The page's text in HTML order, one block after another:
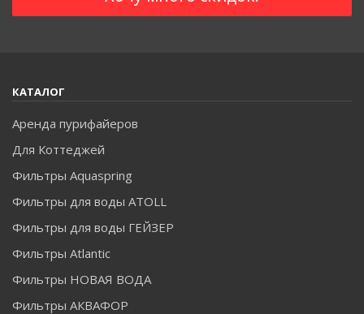
КАТАЛОГ
Аренда пурифайеров
Для Коттеджей
Фильтры Aquaspring
Фильтры для воды ATOLL
Фильтры для воды ГЕЙЗЕР
Фильтры Atlantic
Фильтры НОВАЯ ВОДА
Фильтры АКВАФОР